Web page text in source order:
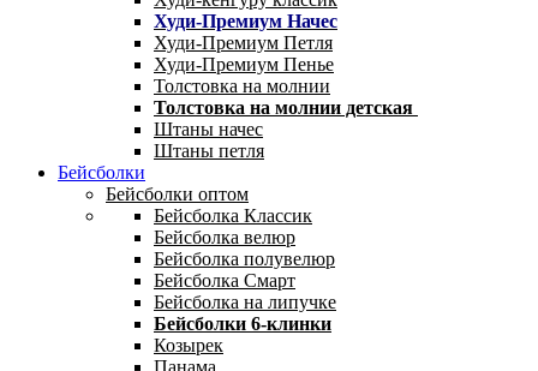
Худи-Премиум Начес
Худи-Премиум Петля
Худи-Премиум Пенье
Толстовка на молнии
Толстовка на молнии детская
Штаны начес
Штаны петля
Бейсболки
Бейсболки оптом
Бейсболка Классик
Бейсболка велюр
Бейсболка полувелюр
Бейсболка Смарт
Бейсболка на липучке
Бейсболки 6-клинки
Козырек
Панама